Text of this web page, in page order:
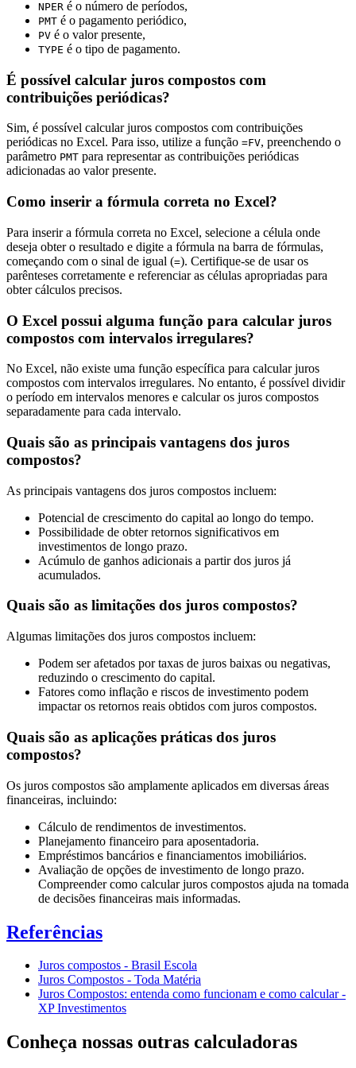
NPER é o número de períodos,
PMT é o pagamento periódico,
PV é o valor presente,
TYPE é o tipo de pagamento.
É possível calcular juros compostos com
contribuições periódicas?
Sim, é possível calcular juros compostos com contribuições
periódicas no Excel. Para isso, utilize a função =FV, preenchendo o
parâmetro PMT para representar as contribuições periódicas
adicionadas ao valor presente.
Como inserir a fórmula correta no Excel?
Para inserir a fórmula correta no Excel, selecione a célula onde
deseja obter o resultado e digite a fórmula na barra de fórmulas,
começando com o sinal de igual (=). Certifique-se de usar os
parênteses corretamente e referenciar as células apropriadas para
obter cálculos precisos.
O Excel possui alguma função para calcular juros
compostos com intervalos irregulares?
No Excel, não existe uma função específica para calcular juros
compostos com intervalos irregulares. No entanto, é possível dividir
o período em intervalos menores e calcular os juros compostos
separadamente para cada intervalo.
Quais são as principais vantagens dos juros
compostos?
As principais vantagens dos juros compostos incluem:
Potencial de crescimento do capital ao longo do tempo.
Possibilidade de obter retornos significativos em
investimentos de longo prazo.
Acúmulo de ganhos adicionais a partir dos juros já
acumulados.
Quais são as limitações dos juros compostos?
Algumas limitações dos juros compostos incluem:
Podem ser afetados por taxas de juros baixas ou negativas,
reduzindo o crescimento do capital.
Fatores como inflação e riscos de investimento podem
impactar os retornos reais obtidos com juros compostos.
Quais são as aplicações práticas dos juros
compostos?
Os juros compostos são amplamente aplicados em diversas áreas
financeiras, incluindo:
Cálculo de rendimentos de investimentos.
Planejamento financeiro para aposentadoria.
Empréstimos bancários e financiamentos imobiliários.
Avaliação de opções de investimento de longo prazo.
Compreender como calcular juros compostos ajuda na tomada
de decisões financeiras mais informadas.
Referências
Juros compostos - Brasil Escola
Juros Compostos - Toda Matéria
Juros Compostos: entenda como funcionam e como calcular -
XP Investimentos
Conheça nossas outras calculadoras